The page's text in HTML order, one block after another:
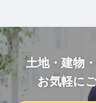
土地・建物
お気軽に